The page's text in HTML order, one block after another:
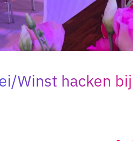
Winst hacken